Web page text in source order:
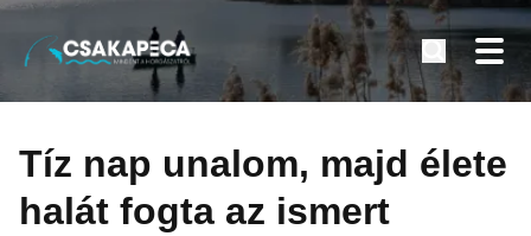
tartalomra
Minden a horgászatról
Tíz nap unalom, majd élete
halát fogta az ismert